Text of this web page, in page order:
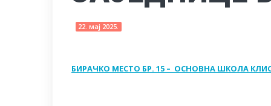
22. мај 2025.
БИРАЧКО МЕСТО БР. 15 – ОСНОВНА ШКОЛА